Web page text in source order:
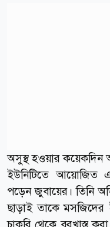
অসুস্থ হওয়ার কয়েকদিন
ইউনিটিতে আয়োজিত
পড়েন জুবায়ের। তিনি
ছাড়াই তাকে